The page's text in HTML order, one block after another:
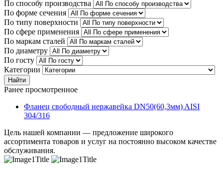
По способу производства
По форме сечения
По типу поверхности
По сфере применения
По маркам сталей
По диаметру
По госту
Категории
Найти
Ранее просмотренное
Фланец свободный нержавейка DN50(60,3мм) AISI
304/316
Цель нашей компании — предложение широкого
ассортимента товаров и услуг на постоянно высоком качестве
обслуживания.